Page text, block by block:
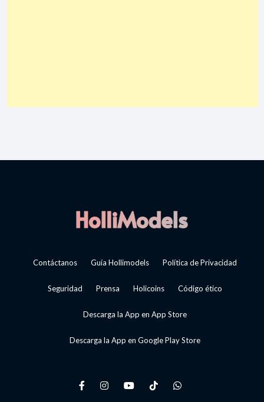
Contáctanos Guía Hollimodels Política de Privacidad
Seguridad Prensa Holicoins Código ético
Descarga la App en App Store
Descarga la App en Google Play Store